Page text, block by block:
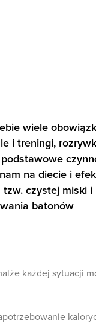
wiele
i treningi,
na diecie i
czystej miski
batonów
każdej sytuacji